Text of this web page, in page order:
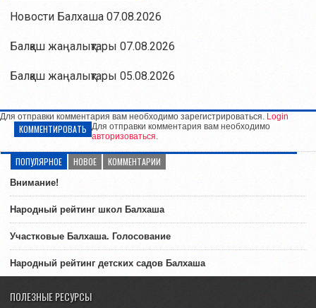
Новости Балхаша 07.08.2026
Балқаш жаңалықтары 07.08.2026
Балқаш жаңалықтары 05.08.2026
Для отправки комментария вам необходимо зарегистрироваться. Login
КОММЕНТИРОВАТЬ Для отправки комментария вам необходимо
авторизоваться.
ПОПУЛЯРНОЕ НОВОЕ КОММЕНТАРИИ
Внимание!
Народный рейтинг школ Балхаша
Участковые Балхаша. Голосование
Народный рейтинг детских садов Балхаша
ПОЛЕЗНЫЕ РЕСУРСЫ